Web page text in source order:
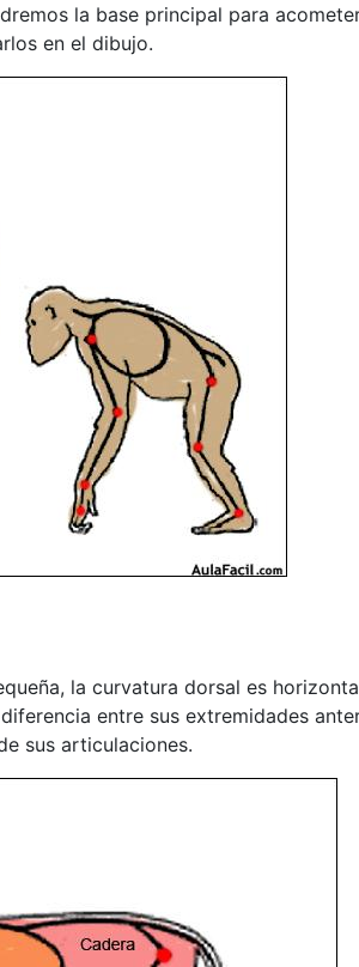
la base principal para
en el dibujo.
la curvatura dorsal es
entre sus extremidades
sus articulaciones.